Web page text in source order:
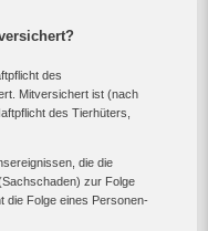
des
Mitversichert ist (nach
des Tierhüters,
die die
zur Folge
die Folge eines Personen-